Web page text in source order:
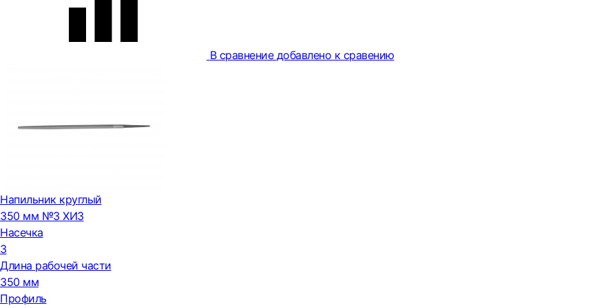
В сравнение добавлено к сравению
Напильник круглый
350 мм №3 ХИЗ
Насечка
3
Длина рабочей части
350 мм
Профиль